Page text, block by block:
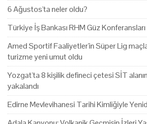
6 Ağustos'ta neler oldu?
Türkiye İş Bankası RHM Güz Konferansları
Amed Sportif Faaliyetler'in Süper Lig
turizme yeni umut oldu
Yozgat'ta 8 kişilik defineci çetesi SİT
yakalandı
Edirne Mevlevihanesi Tarihi Kimliğiyle